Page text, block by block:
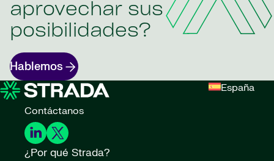
aprovechar sus
posibilidades?
Hablemos
España
Contáctanos
¿Por qué Strada?